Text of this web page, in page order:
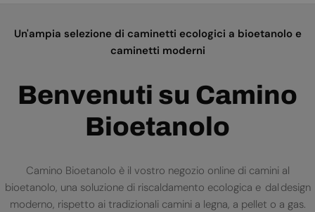
Un'ampia selezione di caminetti ecologici a bioetanolo e
caminetti moderni
Benvenuti su Camino
Bioetanolo
Camino Bioetanolo è il vostro negozio online di camini al
bioetanolo, una soluzione di riscaldamento ecologica e dal design
moderno, rispetto ai tradizionali camini a legna, a pellet o a gas.